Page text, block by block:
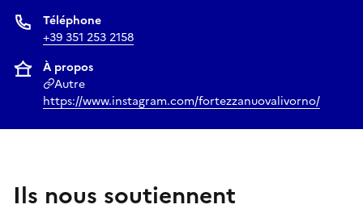
Téléphone
+39 351 253 2158
À propos
Autre
https://www.instagram.com/fortezzanuovalivorno/
Ils nous soutiennent